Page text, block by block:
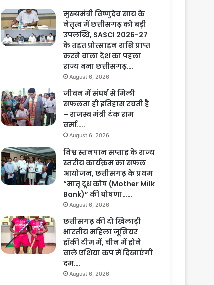
मुख्यमंत्री विष्णुदेव साय के
नेतृत्व में छत्तीसगढ़ को बड़ी
उपलब्धि, SASCI 2026-27
के तहत प्रोत्साहन राशि प्राप्त
करने वाला देश का पहला
राज्य बना छत्तीसगढ़….
August 6, 2026
जीवन में संघर्ष से मिली
सफलता ही इतिहास रचती है
– राजस्व मंत्री टंक राम
वर्मा…..
August 6, 2026
विश्व स्तनपान सप्ताह के राज्य
स्तरीय कार्यक्रम का सफल
आयोजन, छत्तीसगढ़ के प्रथम
“मातृ दूध कोष (Mother Milk
Bank)” की घोषणा……
August 6, 2026
छत्तीसगढ़ की दो खिलाड़ी
भारतीय महिला जूनियर
हॉकी टीम में, चीन में होने
वाले एशिया कप में दिखाएंगी
दम….
August 6, 2026